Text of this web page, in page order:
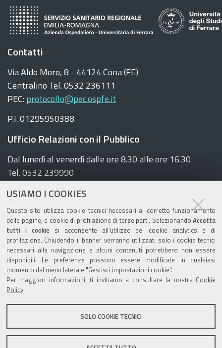
USIAMO I COOKIES
Questo sito utilizza cookie tecnici necessari al corretto funzionamento
delle pagine, e cookie di profilazione di terze parti. Selezionando Accetta
tutti i cookiesi acconsente all’utilizzo dei cookie analytics e di
profilazione. Chiudendo il banner verranno utilizzati solo i cookie tecnici
necessari alla navigazione e alcuni contenuti potrebbero non essere
disponibili. Le preferenze possono essere modificate in qualsiasi
momento dal menu laterale "Gestisci impostazioni cookie".
Per maggiori informazioni, ti invitiamo a consultare la nostra Cookie
Policy.
SOLO COOKIE TECNICI
Contatti
Via Aldo Moro, 8 - 44124 Cona (FE)
Centralino Tel. 0532 236111
PEC: protocollo@pec.ospfe.it
P.I. 01295950388
Ufficio Relazioni con il Pubblico
Dal lunedì al venerdì dalle ore 8.30 alle ore 16.30
Tel. 0532 239990
Seguici sui social
F
a
c
e
b
o
o
T
w
i
t
t
r
Y
o
u
t
u
e
Il vostro contributo è importante
peraiutarci a migliorare